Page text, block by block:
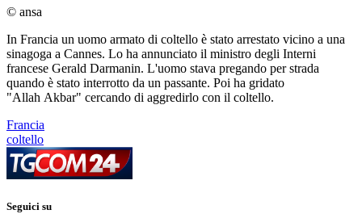
© ansa
In Francia un uomo armato di coltello è stato arrestato vicino a una
sinagoga a Cannes. Lo ha annunciato il ministro degli Interni
francese Gerald Darmanin. L'uomo stava pregando per strada
quando è stato interrotto da un passante. Poi ha gridato
"Allah Akbar" cercando di aggredirlo con il coltello.
Francia
coltello
Seguici su